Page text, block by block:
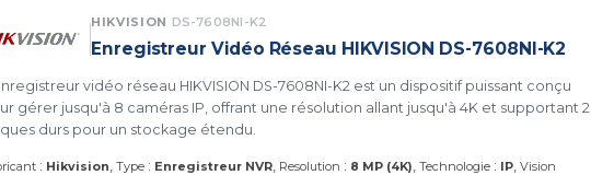
HIKVISION DS-7608NI-K2
Enregistreur Vidéo Réseau HIKVISION DS-7608NI-K2
vidéo réseau HIKVISION DS-7608NI-K2 est un dispositif puissant conçu
gérer jusqu'à 8 caméras IP, offrant une résolution allant jusqu'à 4K et supportant 2
durs pour un stockage étendu.
: Hikvision Type : Enregistreur NVR Resolution : 8 MP (4K) Technologie : IP Vision